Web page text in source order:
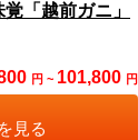
「越前ガニ」
円 ~ 101,800 円
見る